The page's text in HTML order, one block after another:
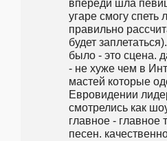
впереди шла
угаре смогу спеть
правильно
будет
было - это сцена.
- не хуже чем в
мастей которые
Евровидении
смотрелись как
главное - главное
песен.